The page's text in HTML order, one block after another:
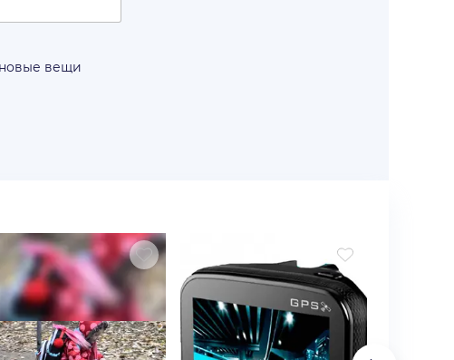
новые вещи